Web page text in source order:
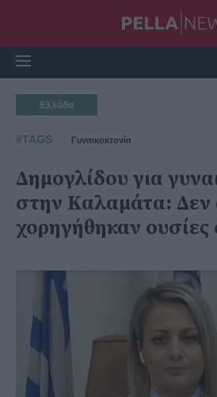
Ελλάδα
#TAGS Γυναικοκτονία
Δημογλίδου για
στην Καλαμάτα: Δεν
χορηγήθηκαν ουσίες